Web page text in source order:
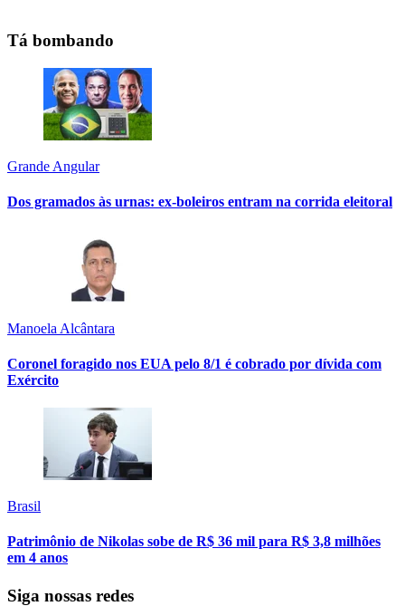
Tá bombando
Grande Angular
Dos gramados às urnas: ex-boleiros entram na corrida eleitoral
Manoela Alcântara
Coronel foragido nos EUA pelo 8/1 é cobrado por dívida com
Exército
Brasil
Patrimônio de Nikolas sobe de R$ 36 mil para R$ 3,8 milhões
em 4 anos
Siga nossas redes